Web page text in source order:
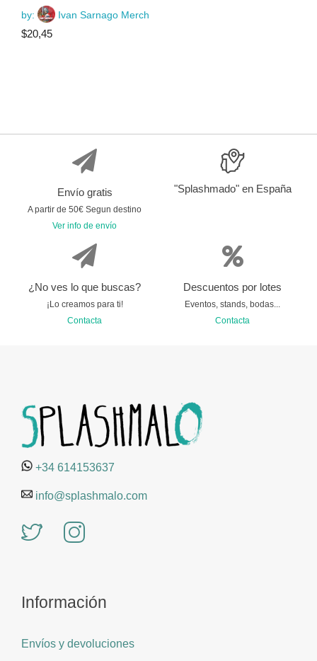
by: Ivan Sarnago Merch
$20,45
Envío gratis
A partir de 50€ Segun destino
Ver info de envío
"Splashmado" en España
¿No ves lo que buscas?
¡Lo creamos para ti!
Contacta
Descuentos por lotes
Eventos, stands, bodas...
Contacta
+34 614153637
info@splashmalo.com
Información
Envíos y devoluciones